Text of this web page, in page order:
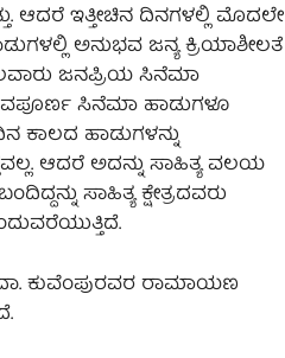
ಆದರೆ ಇತ್ತೀಚಿನ ದಿನಗಳಲ್ಲಿ ಮೊದಲೇ
ಅನುಭವ ಜನ್ಯ ಕ್ರಿಯಾಶೀಲತೆ
ಜನಪ್ರಿಯ ಸಿನೆಮಾ
ಸಿನೆಮಾ ಹಾಡುಗಳೂ
ಹಾಡುಗಳನ್ನು
ಆದರೆ ಅದನ್ನು ಸಾಹಿತ್ಯ ವಲಯ
ಸಾಹಿತ್ಯ ಕ್ಷೇತ್ರದವರು
ಕುವೆಂಪುರವರ ರಾಮಾಯಣ